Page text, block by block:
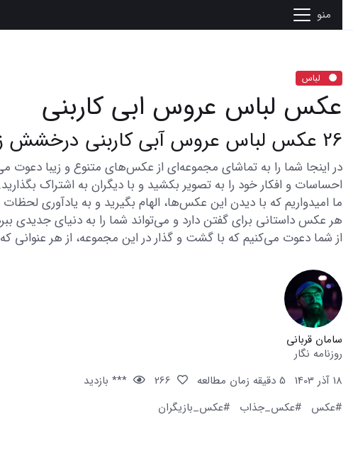
منو
لباس
عکس لباس عروس ابی کاربنی
26 عکس لباس عروس آبی کاربنی درخشش زیبایی
احساسات و افکار خود را به تصویر بکشید و با دیگران به اشتراک بگذارید.
ما امیدواریم که با دیدن این عکس‌ها، الهام بگیرید و به یادآوری
هر عکس داستانی برای گفتن دارد و می‌تواند شما را به دنیای جدیدی
از شما دعوت می‌کنیم که با گشت و گذار در این مجموعه، از هر عنوانی
سامان قربانی
روزنامه نگار
18 آذر 1403
5 دقیقه زمان مطالعه
*** بازدید
#عکس
#عکس_جذاب #عکس_بازیگران